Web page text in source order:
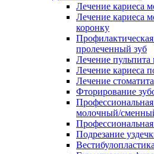
Лечение кариеса
Лечение кариеса
коронку
пролеченный зуб
Лечение пульпита
Лечение кариеса
Лечение стоматита
Фторирование
молочный/
Подрезание